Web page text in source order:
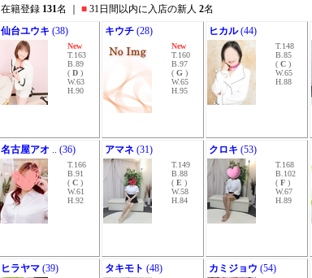
在籍登録 131名 ｜ ■ 31日間以内に入店の新人 2名
仙台ユウキ (38)
New
T.163
B.89
( D )
W.63
H.90
キウチ (28)
New
T.160
B.97
( G )
W.65
H.95
ヒカル(44)
T.148
B.85
( C )
W.65
H.88
名古屋アオ .. (36)
T.166
B.91
( C )
W.61
H.92
アマネ (31)
T.149
B.88
( E )
W.58
H.84
クロキ (53)
T.168
B.102
( F )
W.67
H.89
ヒラヤマ (39) タキモト (48) カミジョウ (54)